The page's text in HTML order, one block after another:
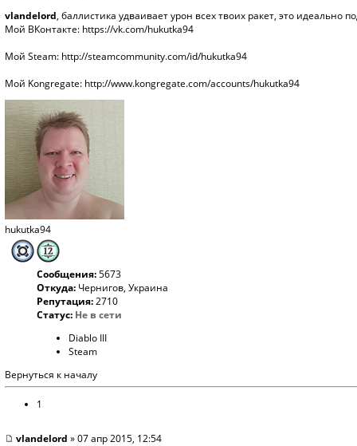
vlandelord, баллистика удваивает урон всех твоих ракет, это идеально
Мой ВКонтакте: https://vk.com/hukutka94
Мой Steam: http://steamcommunity.com/id/hukutka94
Мой Kongregate: http://www.kongregate.com/accounts/hukutka94
hukutka94
Сообщения:5673
Откуда: Чернигов, Украина
Репутация:2710
Статус: Не в сети
Diablo III
Steam
Вернуться к началу
1
vlandelord » 07 апр 2015, 12:54